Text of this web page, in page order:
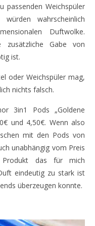
passenden Weichspüler
wahrscheinlich
Duftwolke.
Gabe von
ist.
oder Weichspüler mag,
nichts falsch.
3in1 Pods „Goldene
und 4,50€. Wenn also
mit den Pods von
unabhängig vom Preis
das für mich
eindeutig zu stark ist
überzeugen konnte.